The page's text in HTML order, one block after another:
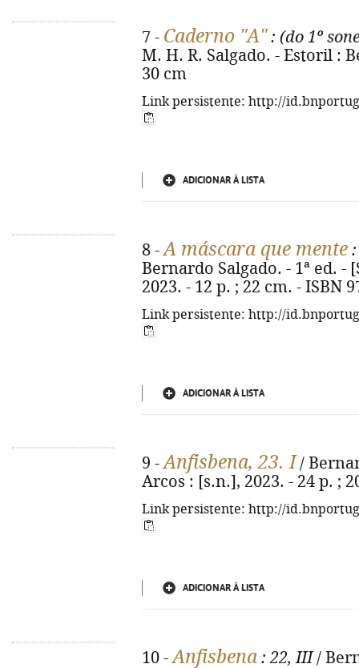
7 - Caderno "A": (do 1º
M. H. R. Salgado. - Estoril :
30 cm
Link persistente: http://
ADICIONAR À LISTA
8 -A máscara que mente
Bernardo Salgado. - 1ª ed. -
2023. - 12 p. ; 22 cm. - ISBN
Link persistente: http://
ADICIONAR À LISTA
9 -Anfisbena, 23. I /
Arcos : [s.n.], 2023. - 24 p. ;
Link persistente: http://
ADICIONAR À LISTA
10 -Anfisbena : 22, III/